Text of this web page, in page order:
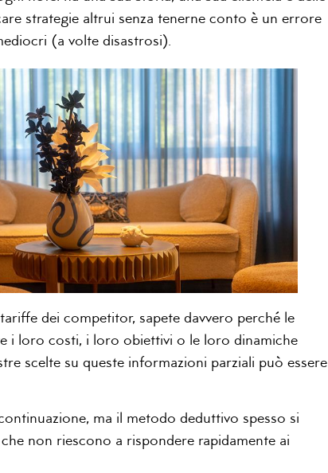
strategie altrui senza tenerne conto è un errore
(a volte disastrosi).
dei competitor, sapete davvero perché le
i loro costi, i loro obiettivi o le loro dinamiche
scelte su queste informazioni parziali può essere
ma il metodo deduttivo spesso si
non riescono a rispondere rapidamente ai